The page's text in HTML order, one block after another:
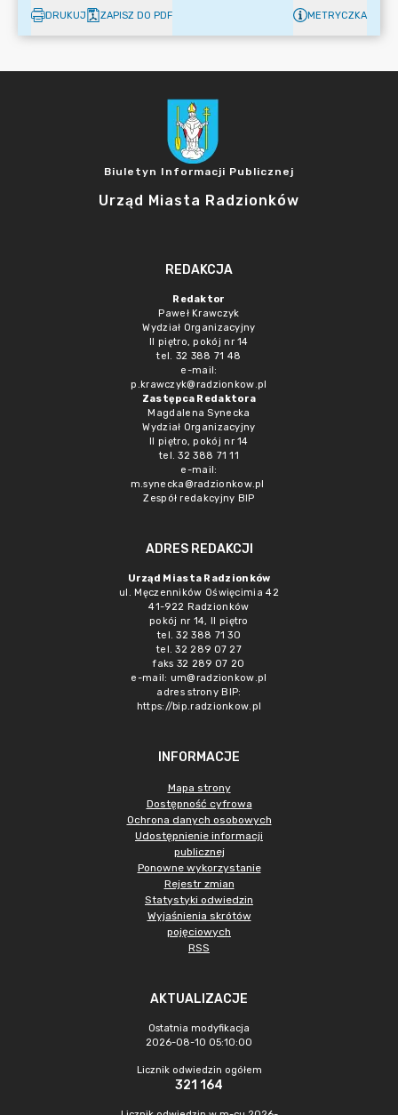
DRUKUJ ZAPISZ DO PDF METRYCZKA
Biuletyn Informacji Publicznej
Urząd Miasta Radzionków
REDAKCJA
Redaktor
Paweł Krawczyk
Wydział Organizacyjny
II piętro, pokój nr 14
tel. 32 388 71 48
e-mail:
p.krawczyk@radzionkow.pl
Zastępca Redaktora
Magdalena Synecka
Wydział Organizacyjny
II piętro, pokój nr 14
tel. 32 388 71 11
e-mail:
m.synecka@radzionkow.pl
Zespół redakcyjny BIP
ADRES REDAKCJI
Urząd Miasta Radzionków
ul. Męczenników Oświęcimia 42
41-922 Radzionków
pokój nr 14, II piętro
tel. 32 388 71 30
tel. 32 289 07 27
faks 32 289 07 20
e-mail: um@radzionkow.pl
adres strony BIP:
https://bip.radzionkow.pl
INFORMACJE
Mapa strony
Dostępność cyfrowa
Ochrona danych osobowych
Udostępnienie informacji
publicznej
Ponowne wykorzystanie
Rejestr zmian
Statystyki odwiedzin
Wyjaśnienia skrótów
pojęciowych
RSS
AKTUALIZACJE
Ostatnia modyfikacja
2026-08-10 05:10:00
Licznik odwiedzin ogółem
321 164